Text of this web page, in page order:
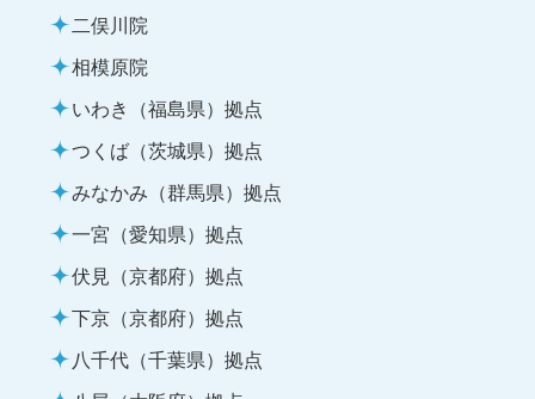
二俣川院
相模原院
いわき（福島県）拠点
つくば（茨城県）拠点
みなかみ（群馬県）拠点
一宮（愛知県）拠点
伏見（京都府）拠点
下京（京都府）拠点
八千代（千葉県）拠点